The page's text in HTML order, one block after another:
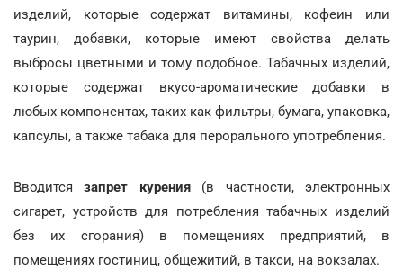
изделий, которые содержат витамины, кофеин или
таурин, добавки, которые имеют свойства делать
выбросы цветными и тому подобное. Табачных изделий,
которые содержат вкусо-ароматические добавки в
любых компонентах, таких как фильтры, бумага, упаковка,
капсулы, а также табака для перорального употребления.
Вводитсязапрет курения (в частности, электронных
сигарет, устройств для потребления табачных изделий
без их сгорания) в помещениях предприятий, в
помещениях гостиниц, общежитий, в такси, на вокзалах.